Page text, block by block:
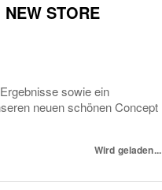
STORE
sowie ein
neuen schönen Concept
Wird geladen...